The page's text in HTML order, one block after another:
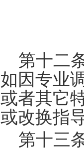
第十二
如因专业
或者其它
或改换指
第十三